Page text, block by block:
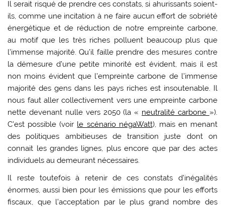
Il serait risqué de prendre ces constats, si ahurissants soient-
ils, comme une incitation à ne faire aucun effort de sobriété
énergétique et de réduction de notre empreinte carbone,
au motif que les très riches polluent beaucoup plus que
l’immense majorité. Qu’il faille prendre des mesures contre
la démesure d’une petite minorité est évident, mais il est
non moins évident que l’empreinte carbone de l’immense
majorité des gens dans les pays riches est insoutenable. Il
nous faut aller collectivement vers une empreinte carbone
nette devenant nulle vers 2050 (la « neutralité carbone »).
C’est possible (voir le scénario négaWatt), mais en menant
des politiques ambitieuses de transition juste dont on
connait les grandes lignes, plus encore que par des actes
individuels au demeurant nécessaires.
Il reste toutefois à retenir de ces constats d’inégalités
énormes, aussi bien pour les émissions que pour les efforts
fiscaux, que l’acceptation par le plus grand nombre des